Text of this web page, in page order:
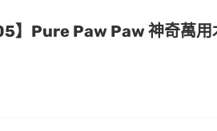
】Pure Paw Paw 神奇萬